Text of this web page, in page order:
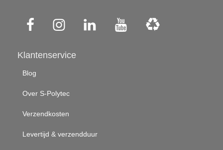
Klantenservice
Blog
Over S-Polytec
Verzendkosten
Levertijd & verzendduur